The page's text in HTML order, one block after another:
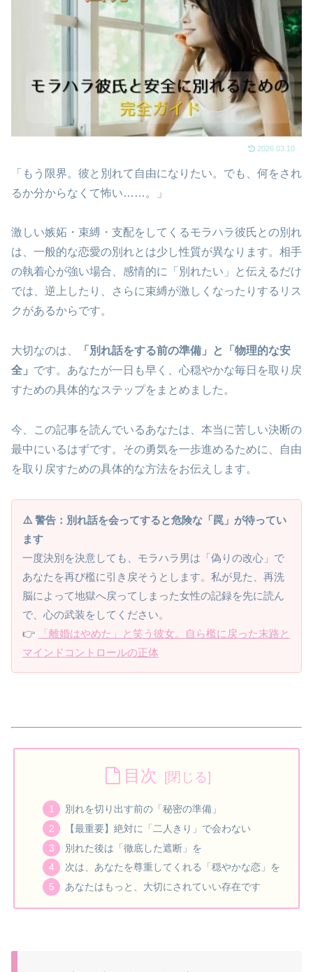
2026.03.10
「もう限界。彼と別れて自由になりたい。でも、何をされ
るか分からなくて怖い……。」
激しい嫉妬・束縛・支配をしてくるモラハラ彼氏との別れ
は、一般的な恋愛の別れとは少し性質が異なります。相手
の執着心が強い場合、感情的に「別れたい」と伝えるだけ
では、逆上したり、さらに束縛が激しくなったりするリス
クがあるからです。
大切なのは、
「別れ話をする前の準備」と「物理的な安
全」 です。あなたが一日も早く、心穏やかな毎日を取り戻
すための具体的なステップをまとめました。
今、この記事を読んでいるあなたは、本当に苦しい決断の
最中にいるはずです。その勇気を一歩進めるために、自由
を取り戻すための具体的な方法をお伝えします。
⚠️ 警告：別れ話を会ってすると危険な「罠」が待ってい
ます
一度決別を決意しても、モラハラ男は「偽りの改心」で
あなたを再び檻に引き戻そうとします。私が見た、再洗
脳によって地獄へ戻ってしまった女性の記録を先に読ん
で、心の武装をしてください。
👉
「離婚はやめた」と笑う彼女。自ら檻に戻った末路と
マインドコントロールの正体
目次
別れを切り出す前の「秘密の準備」
【最重要】絶対に「二人きり」で会わない
別れた後は「徹底した遮断」を
次は、あなたを尊重してくれる「穏やかな恋」を
あなたはもっと、大切にされていい存在です